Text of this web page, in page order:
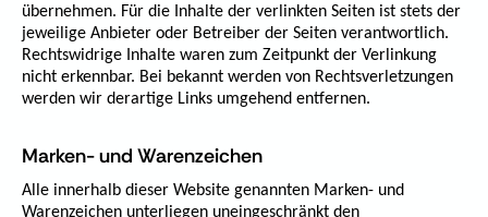
übernehmen. Für die Inhalte der verlinkten Seiten ist stets der
jeweilige Anbieter oder Betreiber der Seiten verantwortlich.
Rechtswidrige Inhalte waren zum Zeitpunkt der Verlinkung
nicht erkennbar. Bei bekannt werden von Rechtsverletzungen
werden wir derartige Links umgehend entfernen.
Marken- und Warenzeichen
Alle innerhalb dieser Website genannten Marken- und
Warenzeichen unterliegen uneingeschränkt den